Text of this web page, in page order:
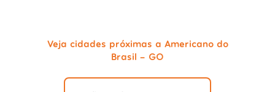
Veja cidades próximas a Americano do
Brasil - GO